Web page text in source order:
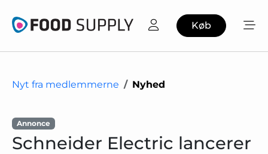
Køb
Nyt fra medlemmerne Nyhed
Annonce
Schneider Electric lancerer